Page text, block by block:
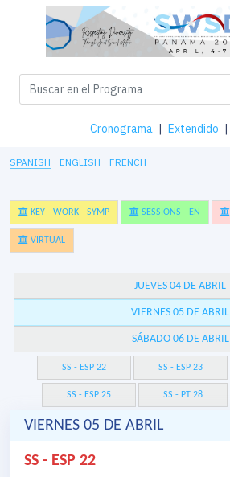
Cronograma | Extendido |
SPANISH ENGLISH FRENCH
KEY - WORK - SYMP SESSIONS - EN
VIRTUAL
JUEVES 04 DE ABRIL
VIERNES 05 DE ABRIL
SÁBADO 06 DE ABRIL
SS - ESP 22 SS - ESP 23
SS - ESP 25 SS - PT 28
VIERNES 05 DE ABRIL
SS - ESP 22